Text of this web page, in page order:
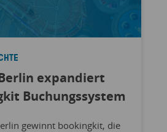
expandiert
Buchungssystem
gewinnt bookingkit, die